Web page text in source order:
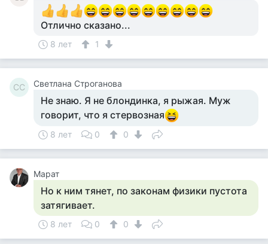
Отлично сказано...
8 лет 1
СС Светлана Строганова
Не знаю. Я не блондинка, я рыжая. Муж
говорит, что я стервозная
8 лет 0 0
Марат
Но к ним тянет, по законам физики пустота
затягивает.
8 лет 0 0